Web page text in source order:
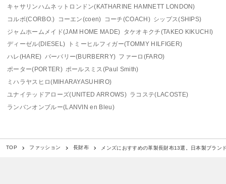
キャサリンハムネットロンドン(KATHARINE HAMNETT LONDON)
コルボ(CORBO.)
コーエン(coen) コーチ(COACH) シップス(SHIPS)
ジャムホームメイド(JAM HOME MADE) タケオキクチ(TAKEO KIKUCHI)
ディーゼル(DIESEL)
トミーヒルフィガー(TOMMY HILFIGER)
ハレ(HARE) バーバリー(BURBERRY) ファーロ(FARO)
ポーター(PORTER) ポールスミス(Paul Smith)
ミハラヤスヒロ(MIHARAYASUHIRO)
ユナイテッドアローズ(UNITED ARROWS) ラコステ(LACOSTE)
ランバンオンブルー(LANVIN en Bleu)
TOP ファッション 長財布 メンズにおすすめの革製長財布13選。日本製ブラン